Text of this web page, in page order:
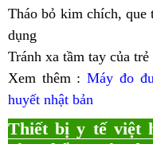
Tháo bỏ kim chích, que
dụng
Tránh xa tầm tay của trẻ
Xem thêm :Máy đo
huyết nhật bản
Thiết bị y tế việt